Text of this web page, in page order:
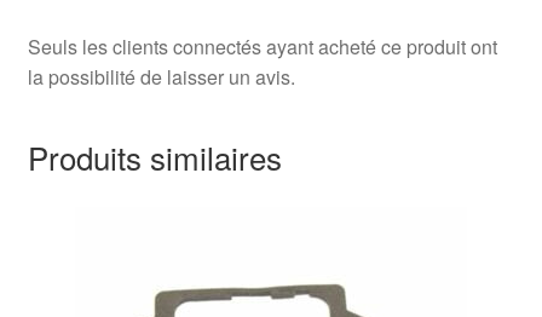
Seuls les clients connectés ayant acheté ce produit ont
la possibilité de laisser un avis.
Produits similaires